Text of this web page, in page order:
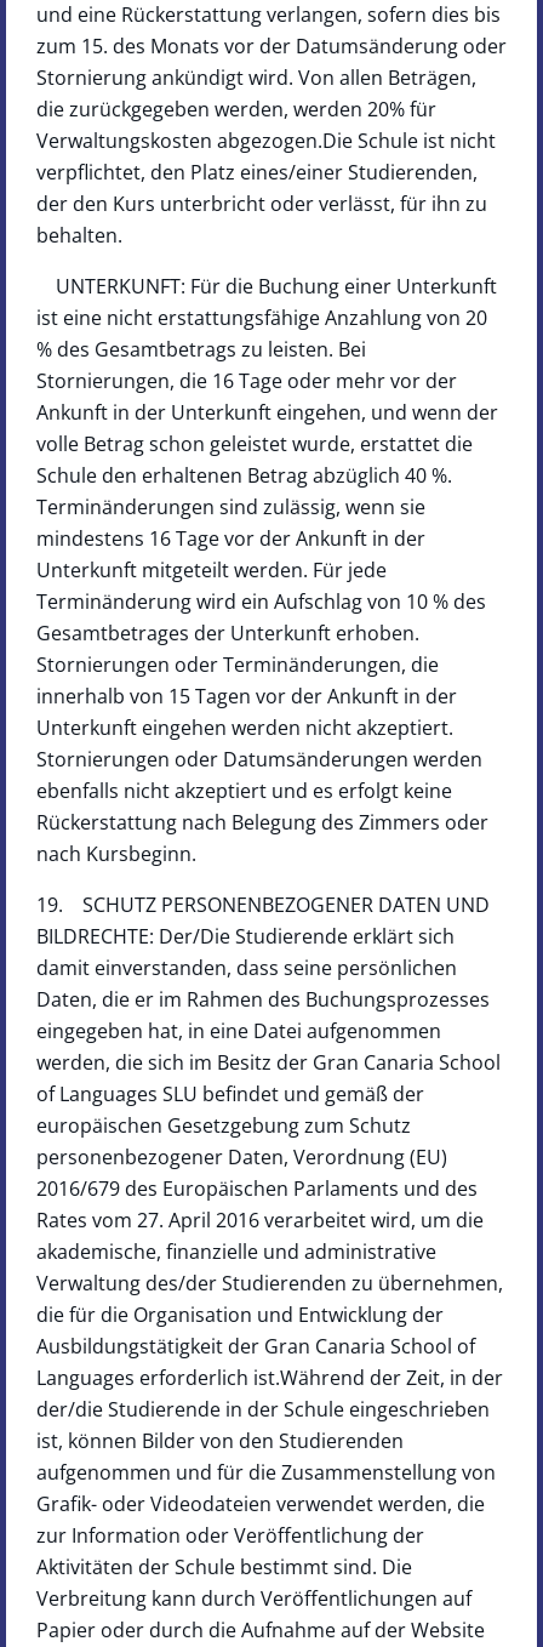
und eine Rückerstattung verlangen, sofern dies bis
zum 15. des Monats vor der Datumsänderung oder
Stornierung ankündigt wird. Von allen Beträgen,
die zurückgegeben werden, werden 20% für
Verwaltungskosten abgezogen.Die Schule ist nicht
verpflichtet, den Platz eines/einer Studierenden,
der den Kurs unterbricht oder verlässt, für ihn zu
behalten.
UNTERKUNFT: Für die Buchung einer Unterkunft
ist eine nicht erstattungsfähige Anzahlung von 20
% des Gesamtbetrags zu leisten. Bei
Stornierungen, die 16 Tage oder mehr vor der
Ankunft in der Unterkunft eingehen, und wenn der
volle Betrag schon geleistet wurde, erstattet die
Schule den erhaltenen Betrag abzüglich 40 %.
Terminänderungen sind zulässig, wenn sie
mindestens 16 Tage vor der Ankunft in der
Unterkunft mitgeteilt werden. Für jede
Terminänderung wird ein Aufschlag von 10 % des
Gesamtbetrages der Unterkunft erhoben.
Stornierungen oder Terminänderungen, die
innerhalb von 15 Tagen vor der Ankunft in der
Unterkunft eingehen werden nicht akzeptiert.
Stornierungen oder Datumsänderungen werden
ebenfalls nicht akzeptiert und es erfolgt keine
Rückerstattung nach Belegung des Zimmers oder
nach Kursbeginn.
19. SCHUTZ PERSONENBEZOGENER DATEN UND
BILDRECHTE: Der/Die Studierende erklärt sich
damit einverstanden, dass seine persönlichen
Daten, die er im Rahmen des Buchungsprozesses
eingegeben hat, in eine Datei aufgenommen
werden, die sich im Besitz der Gran Canaria School
of Languages SLU befindet und gemäß der
europäischen Gesetzgebung zum Schutz
personenbezogener Daten, Verordnung (EU)
2016/679 des Europäischen Parlaments und des
Rates vom 27. April 2016 verarbeitet wird, um die
akademische, finanzielle und administrative
Verwaltung des/der Studierenden zu übernehmen,
die für die Organisation und Entwicklung der
Ausbildungstätigkeit der Gran Canaria School of
Languages erforderlich ist.Während der Zeit, in der
der/die Studierende in der Schule eingeschrieben
ist, können Bilder von den Studierenden
aufgenommen und für die Zusammenstellung von
Grafik- oder Videodateien verwendet werden, die
zur Information oder Veröffentlichung der
Aktivitäten der Schule bestimmt sind. Die
Verbreitung kann durch Veröffentlichungen auf
Papier oder durch die Aufnahme auf der Website